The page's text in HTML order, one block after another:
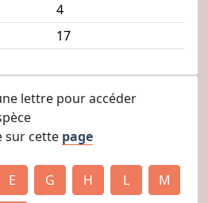
4
17
lettre pour accéder
sur cette page
E G H L M